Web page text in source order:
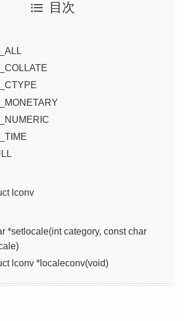
目次
lconv
*setlocale(int category, const char
lconv *localeconv(void)